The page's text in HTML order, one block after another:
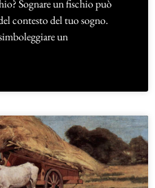
Sognare un fischio può
contesto del tuo sogno.
un